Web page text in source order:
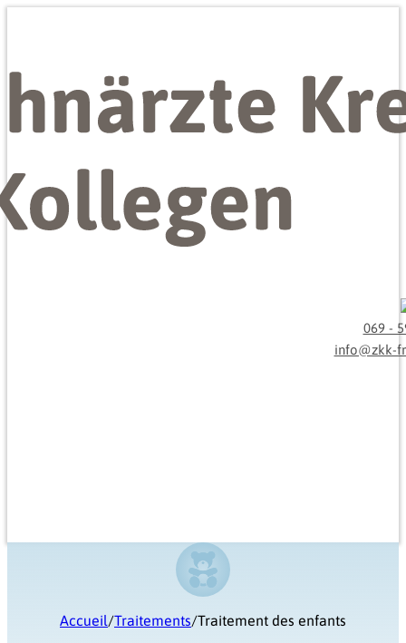
069 -
info@zkk-
Accueil/Traitements/Traitement des enfants